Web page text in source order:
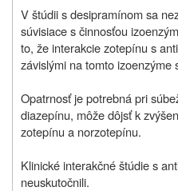
V štúdii s desipramínom sa
súvisiace s činnosťou
to, že interakcie zotepínu s
závislými na tomto izoenzýme
Opatrnosť je potrebná pri
diazepínu, môže dôjsť k
zotepínu a norzotepínu.
Klinické interakčné štúdie s
neuskutočnili.